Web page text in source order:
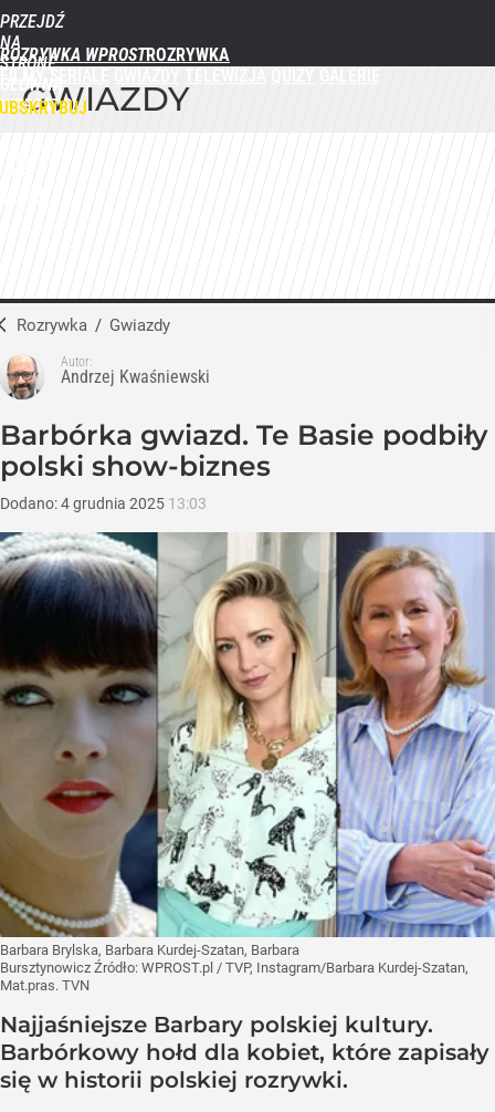
PRZEJDŹ
NA
STRONĘ
GŁÓWNĄ
WPROST.PL
ROZRYWKA WPROST
GWIAZDY
Rozrywka / Gwiazdy
Autor:
Andrzej Kwaśniewski
Barbórka gwiazd. Te Basie podbiły
polski show-biznes
Dodano:4grudnia 2025 13:03
Barbara Brylska, Barbara Kurdej-Szatan, Barbara
Bursztynowicz Źródło: WPROST.pl / TVP, Instagram/Barbara Kurdej-Szatan,
Mat.pras. TVN
Najjaśniejsze Barbary polskiej kultury.
Barbórkowy hołd dla kobiet, które zapisały
się w historii polskiej rozrywki.